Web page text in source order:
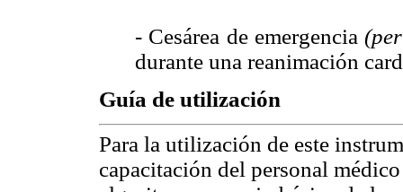
- Cesárea de emergencia
durante una reanimación
Guía de utilización
Para la utilización de este
capacitación del personal